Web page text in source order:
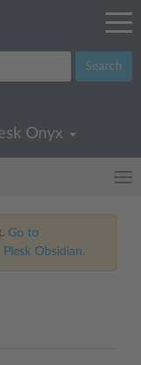
Search
Onyx
Go to
Obsidian.